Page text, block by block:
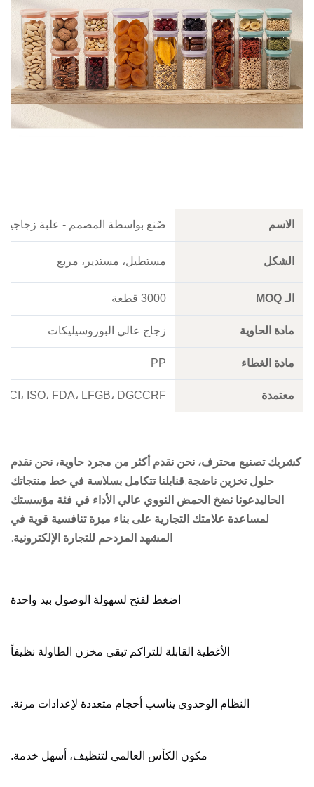
صُنع بواسطة المصمم - علبة زجاجية مع
مستطيل، مستدير، مربع
3000 قطعة
الحاوية زجاج عالي البوروسيليكات
الغطاء
BSCI، ISO، FDA، LFGB، DGCCRF
تصنيع محترف، نحن نقدم أكثر من مجرد حاوية، نحن نقدم
حلول تخزين ناضجة.قنابلنا تتكامل بسلاسة في خط منتجاتك
الحاليدعونا نضخ الحمض النووي عالي الأداء في فئة مؤسستك
لمساعدة علامتك التجارية على بناء ميزة تنافسية قوية في
المشهد المزدحم للتجارة الإلكترونية.
اضغط لفتح لسهولة الوصول بيد واحدة
الأغطية القابلة للتراكم تبقي مخزن الطاولة نظيفاً
النظام الوحدوي يناسب أحجام متعددة لإعدادات مرنة.
مكون الكأس العالمي لتنظيف، أسهل خدمة.